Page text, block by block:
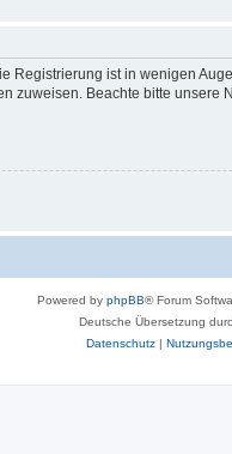
Registrierung ist in wenigen
zuweisen. Beachte bitte
Powered by phpBB® Forum
Deutsche Übersetzung
Datenschutz|